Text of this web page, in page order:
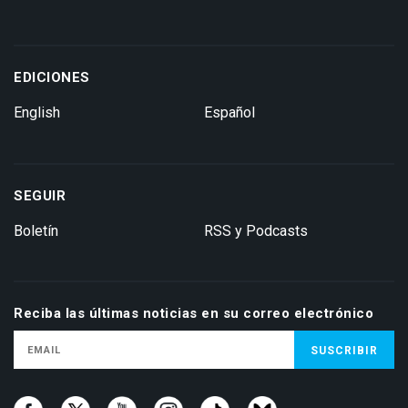
EDICIONES
English Español
SEGUIR
Boletín RSS y Podcasts
Reciba las últimas noticias en su correo electrónico